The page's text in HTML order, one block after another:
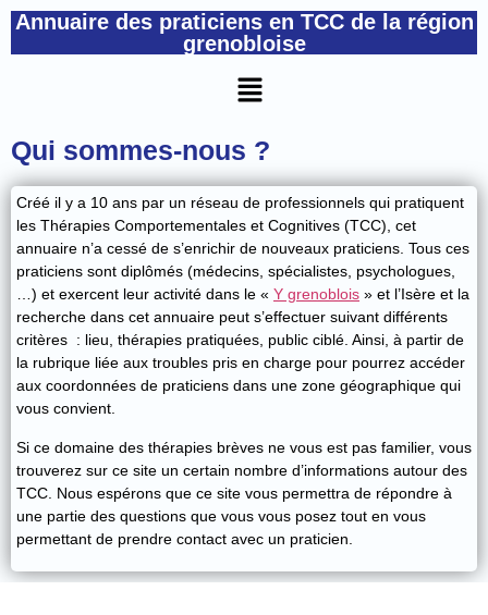
Annuaire des praticiens en TCC de la région
grenobloise
Qui sommes-nous ?
Créé il y a 10 ans par un réseau de professionnels qui pratiquent
les Thérapies Comportementales et Cognitives (TCC), cet
annuaire n’a cessé de s’enrichir de nouveaux praticiens. Tous ces
praticiens sont diplômés (médecins, spécialistes, psychologues,
…) et exercent leur activité dans le « Y grenoblois » et l’Isère et la
recherche dans cet annuaire peut s’effectuer suivant différents
critères : lieu, thérapies pratiquées, public ciblé. Ainsi, à partir de
la rubrique liée aux troubles pris en charge pour pourrez accéder
aux coordonnées de praticiens dans une zone géographique qui
vous convient.
Si ce domaine des thérapies brèves ne vous est pas familier, vous
trouverez sur ce site un certain nombre d’informations autour des
TCC. Nous espérons que ce site vous permettra de répondre à
une partie des questions que vous vous posez tout en vous
permettant de prendre contact avec un praticien.